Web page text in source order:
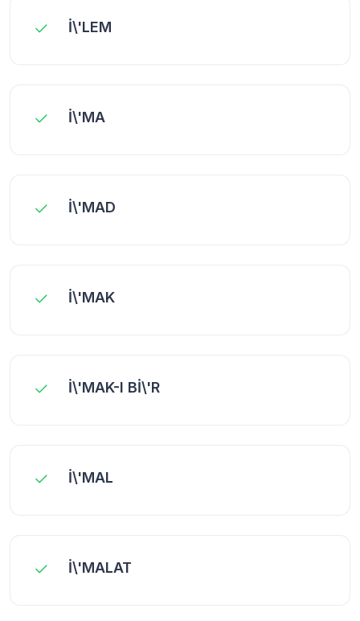
İ\'LEM
İ\'MA
İ\'MAD
İ\'MAK
İ\'MAK-I Bİ\'R
İ\'MAL
İ\'MALAT